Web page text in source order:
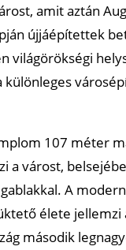
amit aztán
újjáépítettek
világörökségi
különleges
107 méter
a várost,
A
élete jellemzi
második